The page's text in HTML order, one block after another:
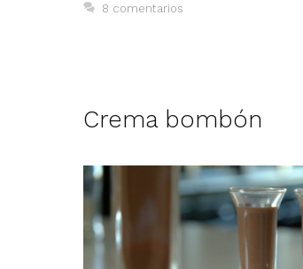
8 comentarios
Crema bombón